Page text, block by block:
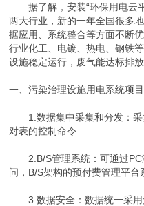
据了解，安装“环保用电云
两大行业，新的一年全国很多
据应用、系统整合等方面不断
行业化工、电镀、热电、钢铁
设施稳定运行，废气能达标排放
一、污染治理设施用电系统项
1.数据集中采集和分发：采
对表的控制命令
2.B/S管理系统：可通过PC
问，B/S架构的预付费管理平台
3.数据安全：数据统一采用